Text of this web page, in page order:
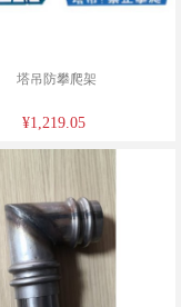
塔吊防攀爬架
¥1,219.05